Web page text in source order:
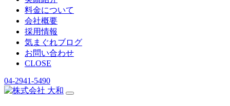
料金について
会社概要
採用情報
気まぐれブログ
お問い合わせ
CLOSE
04-2941-5490
コ